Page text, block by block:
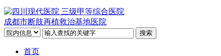
成都市断肢再植救治基地医院
首页